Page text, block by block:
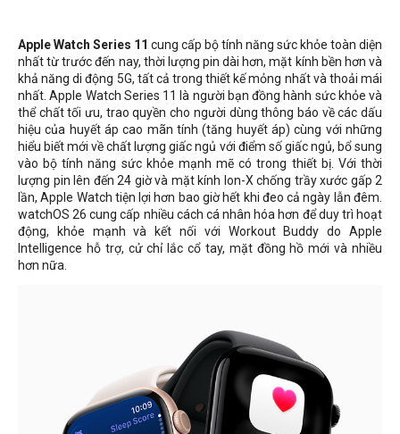
Apple Watch Series 11 cung cấp bộ tính năng sức khỏe toàn diện
nhất từ ​​trước đến nay, thời lượng pin dài hơn, mặt kính bền hơn và
khả năng di động 5G, tất cả trong thiết kế mỏng nhất và thoải mái
nhất. Apple Watch Series 11 là người bạn đồng hành sức khỏe và
thể chất tối ưu, trao quyền cho người dùng thông báo về các dấu
hiệu của huyết áp cao mãn tính (tăng huyết áp) cùng với những
hiểu biết mới về chất lượng giấc ngủ với điểm số giấc ngủ, bổ sung
vào bộ tính năng sức khỏe mạnh mẽ có trong thiết bị. Với thời
lượng pin lên đến 24 giờ và mặt kính Ion-X chống trầy xước gấp 2
lần, Apple Watch tiện lợi hơn bao giờ hết khi đeo cả ngày lẫn đêm.
watchOS 26 cung cấp nhiều cách cá nhân hóa hơn để duy trì hoạt
động, khỏe mạnh và kết nối với Workout Buddy do Apple
Intelligence hỗ trợ, cử chỉ lắc cổ tay, mặt đồng hồ mới và nhiều
hơn nữa.